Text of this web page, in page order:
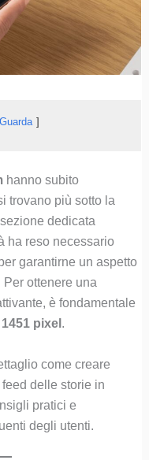
Guarda
hanno subito
trovano più sotto la
dedicata
ha reso necessario
garantirne un aspetto
ottenere una
è fondamentale
pixel .
come creare
delle storie in
pratici e
degli utenti.